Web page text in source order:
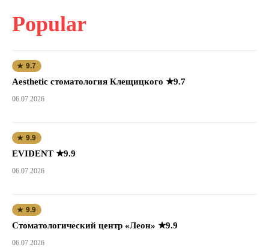
Popular
★ 9.7
Aesthetic стоматология Клещицкого ★9.7
06.07.2026
★ 9.9
EVIDENT ★9.9
06.07.2026
★ 9.9
Стоматологический центр «Леон» ★9.9
06.07.2026